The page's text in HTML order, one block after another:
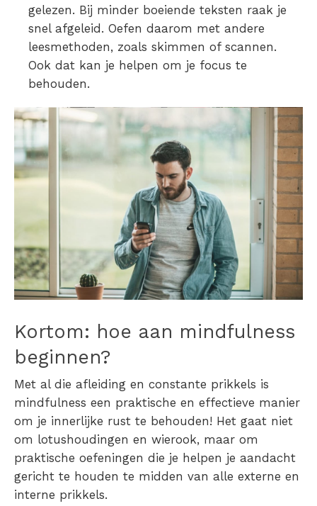
gelezen. Bij minder boeiende teksten raak je
snel afgeleid. Oefen daarom met andere
leesmethoden, zoals skimmen of scannen.
Ook dat kan je helpen om je focus te
behouden.
Kortom: hoe aan mindfulness
beginnen?
Met al die afleiding en constante prikkels is
mindfulness een praktische en effectieve manier
om je innerlijke rust te behouden! Het gaat niet
om lotushoudingen en wierook, maar om
praktische oefeningen die je helpen je aandacht
gericht te houden te midden van alle externe en
interne prikkels.